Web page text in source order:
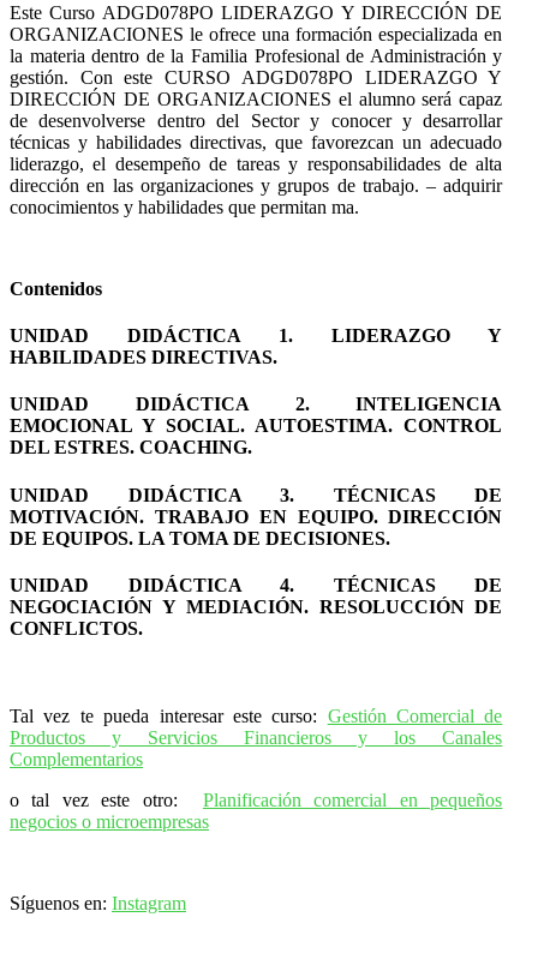
Este Curso ADGD078PO LIDERAZGO Y DIRECCIÓN DE
ORGANIZACIONES le ofrece una formación especializada en
la materia dentro de la Familia Profesional de Administración y
gestión. Con este CURSO ADGD078PO LIDERAZGO Y
DIRECCIÓN DE ORGANIZACIONES el alumno será capaz
de desenvolverse dentro del Sector y conocer y desarrollar
técnicas y habilidades directivas, que favorezcan un adecuado
liderazgo, el desempeño de tareas y responsabilidades de alta
dirección en las organizaciones y grupos de trabajo. – adquirir
conocimientos y habilidades que permitan ma.
Contenidos
UNIDAD DIDÁCTICA 1. LIDERAZGO Y
HABILIDADES DIRECTIVAS.
UNIDAD DIDÁCTICA 2. INTELIGENCIA
EMOCIONAL Y SOCIAL. AUTOESTIMA. CONTROL
DEL ESTRES. COACHING.
UNIDAD DIDÁCTICA 3. TÉCNICAS DE
MOTIVACIÓN. TRABAJO EN EQUIPO. DIRECCIÓN
DE EQUIPOS. LA TOMA DE DECISIONES.
UNIDAD DIDÁCTICA 4. TÉCNICAS DE
NEGOCIACIÓN Y MEDIACIÓN. RESOLUCCIÓN DE
CONFLICTOS.
Tal vez te pueda interesar este curso: Gestión Comercial de
Productos y Servicios Financieros y los Canales
Complementarios
o tal vez este otro: Planificación comercial en pequeños
negocios o microempresas
Síguenos en: Instagram